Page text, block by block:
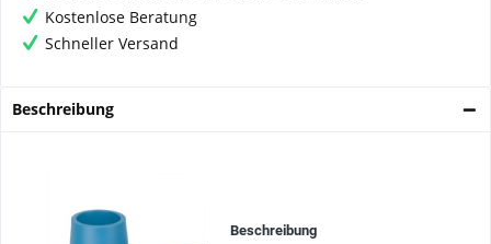
Kostenlose Beratung
Schneller Versand
Beschreibung
Beschreibung